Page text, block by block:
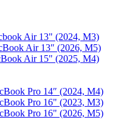
Air 13" (2024, M3)
Air 13″ (2026, M5)
Air 15" (2025, M4)
Pro 14″ (2024, M4)
Pro 16" (2023, M3)
Pro 16" (2026, M5)